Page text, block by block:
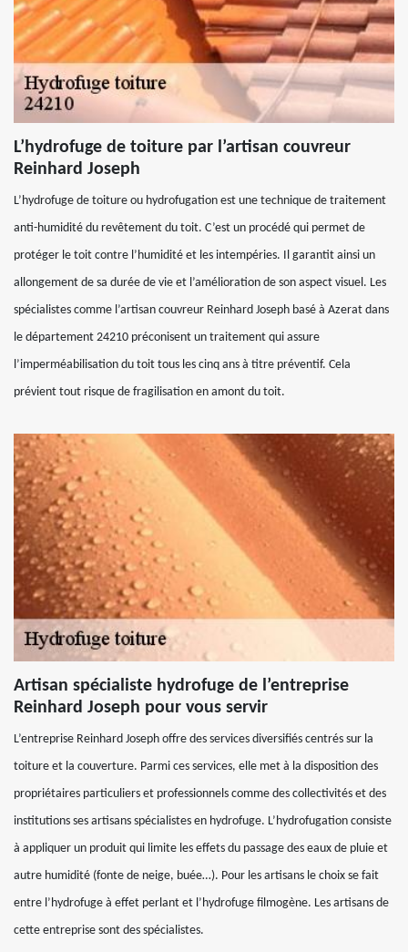
L’hydrofuge de toiture par l’artisan couvreur
Reinhard Joseph
L’hydrofuge de toiture ou hydrofugation est une technique de traitement
anti-humidité du revêtement du toit. C’est un procédé qui permet de
protéger le toit contre l’humidité et les intempéries. Il garantit ainsi un
allongement de sa durée de vie et l’amélioration de son aspect visuel. Les
spécialistes comme l’artisan couvreur Reinhard Joseph basé à Azerat dans
le département 24210 préconisent un traitement qui assure
l’imperméabilisation du toit tous les cinq ans à titre préventif. Cela
prévient tout risque de fragilisation en amont du toit.
Artisan spécialiste hydrofuge de l’entreprise
Reinhard Joseph pour vous servir
L’entreprise Reinhard Joseph offre des services diversifiés centrés sur la
toiture et la couverture. Parmi ces services, elle met à la disposition des
propriétaires particuliers et professionnels comme des collectivités et des
institutions ses artisans spécialistes en hydrofuge. L’hydrofugation consiste
à appliquer un produit qui limite les effets du passage des eaux de pluie et
autre humidité (fonte de neige, buée…). Pour les artisans le choix se fait
entre l’hydrofuge à effet perlant et l’hydrofuge filmogène. Les artisans de
cette entreprise sont des spécialistes.